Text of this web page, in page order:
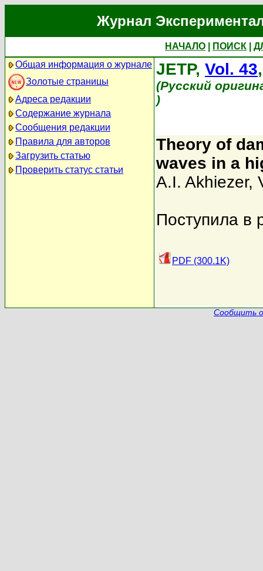
Журнал
НАЧАЛО ПОИСК
Общая информация о журнале
Золотые страницы
Адреса редакции
Содержание журнала
Сообщения редакции
Правила для авторов
Загрузить статью
Проверить статус статьи
JETP, Vol. 43
(Русский
)
Theory of
waves in a
A.I. Akhiezer,
Поступила в
PDF (300.1K)
Сообщить о